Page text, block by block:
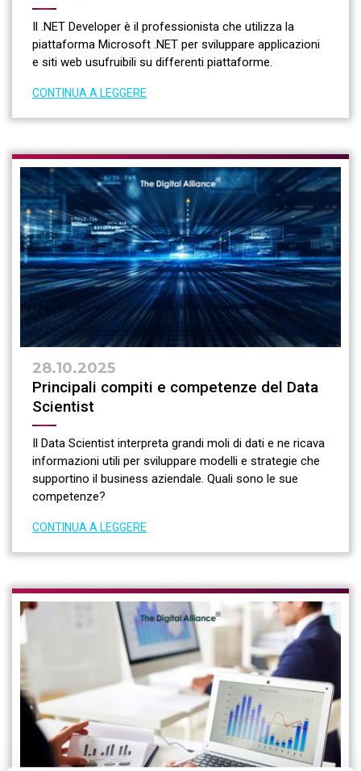
Il .NET Developer è il professionista che utilizza la
piattaforma Microsoft .NET per sviluppare applicazioni
e siti web usufruibili su differenti piattaforme.
CONTINUA A LEGGERE
28.10.2025
Principali compiti e competenze del Data
Scientist
Il Data Scientist interpreta grandi moli di dati e ne ricava
informazioni utili per sviluppare modelli e strategie che
supportino il business aziendale. Quali sono le sue
competenze?
CONTINUA A LEGGERE